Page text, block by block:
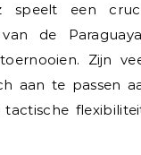
speelt een
de
Zijn
aan te passen
tactische